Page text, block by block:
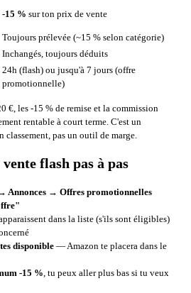
-15 % sur ton prix de vente
Toujours prélevée (~15 % selon catégorie)
Inchangés, toujours déduits
24h (flash) ou jusqu'à 7 jours (offre
promotionnelle)
€, les -15 % de remise et la commission
rentable à court terme. C'est un
pas un outil de marge.
flash pas à pas
Annonces → Offres promotionnelles
dans la liste (s'ils sont éligibles)
disponible — Amazon te placera dans le
-15 %, tu peux aller plus bas si tu veux